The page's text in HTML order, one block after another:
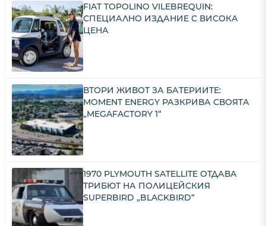
FIAT TOPOLINO VILEBREQUIN:
СПЕЦИАЛНО ИЗДАНИЕ С ВИСОКА
ЦЕНА
ВТОРИ ЖИВОТ ЗА БАТЕРИИТЕ:
MOMENT ENERGY РАЗКРИВА СВОЯТА
„MEGAFACTORY 1“
1970 PLYMOUTH SATELLITE ОТДАВА
ТРИБЮТ НА ПОЛИЦЕЙСКИЯ
SUPERBIRD „BLACKBIRD“